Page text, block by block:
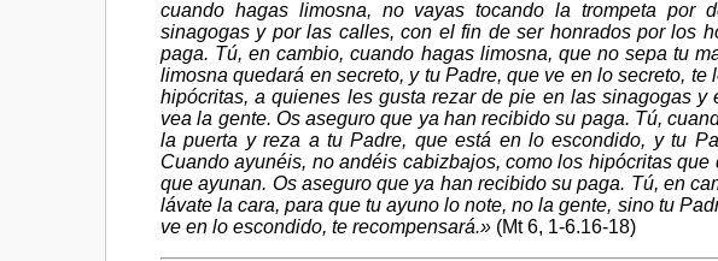
cuando hagas limosna, no vayas tocando la trompeta por
sinagogas y por las calles, con el fin de ser honrados por los
paga. Tú, en cambio, cuando hagas limosna, que no sepa tu
limosna quedará en secreto, y tu Padre, que ve en lo secreto,
hipócritas, a quienes les gusta rezar de pie en las sinagogas
vea la gente. Os aseguro que ya han recibido su paga. Tú,
la puerta y reza a tu Padre, que está en lo escondido, y tu
Cuando ayunéis, no andéis cabizbajos, como los hipócritas
que ayunan. Os aseguro que ya han recibido su paga. Tú, en
lávate la cara, para que tu ayuno lo note, no la gente, sino tu
ve en lo escondido, te recompensará.» (Mt 6, 1-6.16-18)